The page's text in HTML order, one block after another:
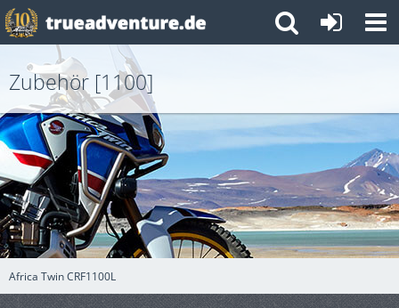
Africa Twin CRF1100L
Zubehör [1100]